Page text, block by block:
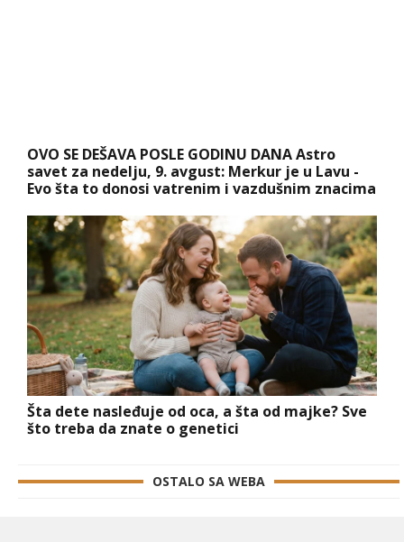
OVO SE DEŠAVA POSLE GODINU DANA Astro
savet za nedelju, 9. avgust: Merkur je u Lavu -
Evo šta to donosi vatrenim i vazdušnim znacima
Šta dete nasleđuje od oca, a šta od majke? Sve
što treba da znate o genetici
OSTALO SA WEBA